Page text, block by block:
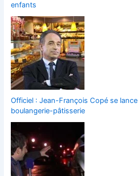
enfants
Officiel : Jean-François Copé se lance
boulangerie-pâtisserie